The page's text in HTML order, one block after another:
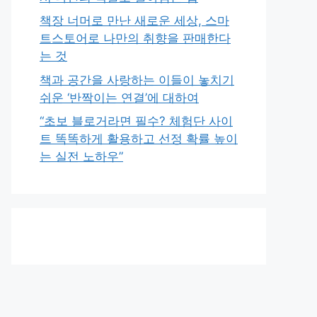
책장 너머로 만난 새로운 세상, 스마
트스토어로 나만의 취향을 판매한다
는 것
책과 공간을 사랑하는 이들이 놓치기
쉬운 ‘반짝이는 연결’에 대하여
“초보 블로거라면 필수? 체험단 사이
트 똑똑하게 활용하고 선정 확률 높이
는 실전 노하우”